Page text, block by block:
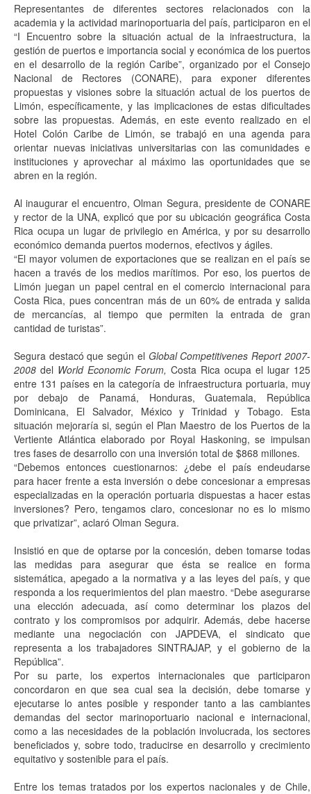
Representantes de diferentes sectores relacionados con la
academia y la actividad marinoportuaria del país, participaron en el
“I Encuentro sobre la situación actual de la infraestructura, la
gestión de puertos e importancia social y económica de los puertos
en el desarrollo de la región Caribe”, organizado por el Consejo
Nacional de Rectores (CONARE), para exponer diferentes
propuestas y visiones sobre la situación actual de los puertos de
Limón, específicamente, y las implicaciones de estas dificultades
sobre las propuestas. Además, en este evento realizado en el
Hotel Colón Caribe de Limón, se trabajó en una agenda para
orientar nuevas iniciativas universitarias con las comunidades e
instituciones y aprovechar al máximo las oportunidades que se
abren en la región.
Al inaugurar el encuentro, Olman Segura, presidente de CONARE
y rector de la UNA, explicó que por su ubicación geográfica Costa
Rica ocupa un lugar de privilegio en América, y por su desarrollo
económico demanda puertos modernos, efectivos y ágiles.
“El mayor volumen de exportaciones que se realizan en el país se
hacen a través de los medios marítimos. Por eso, los puertos de
Limón juegan un papel central en el comercio internacional para
Costa Rica, pues concentran más de un 60% de entrada y salida
de mercancías, al tiempo que permiten la entrada de gran
cantidad de turistas”.
Segura destacó que según el Global Competitivenes Report 2007-
2008 del World Economic Forum, Costa Rica ocupa el lugar 125
entre 131 países en la categoría de infraestructura portuaria, muy
por debajo de Panamá, Honduras, Guatemala, República
Dominicana, El Salvador, México y Trinidad y Tobago. Esta
situación mejoraría si, según el Plan Maestro de los Puertos de la
Vertiente Atlántica elaborado por Royal Haskoning, se impulsan
tres fases de desarrollo con una inversión total de $868 millones.
“Debemos entonces cuestionarnos: ¿debe el país endeudarse
para hacer frente a esta inversión o debe concesionar a empresas
especializadas en la operación portuaria dispuestas a hacer estas
inversiones? Pero, tengamos claro, concesionar no es lo mismo
que privatizar”, aclaró Olman Segura.
Insistió en que de optarse por la concesión, deben tomarse todas
las medidas para asegurar que ésta se realice en forma
sistemática, apegado a la normativa y a las leyes del país, y que
responda a los requerimientos del plan maestro. “Debe asegurarse
una elección adecuada, así como determinar los plazos del
contrato y los compromisos por adquirir. Además, debe hacerse
mediante una negociación con JAPDEVA, el sindicato que
representa a los trabajadores SINTRAJAP, y el gobierno de la
República”.
Por su parte, los expertos internacionales que participaron
concordaron en que sea cual sea la decisión, debe tomarse y
ejecutarse lo antes posible y responder tanto a las cambiantes
demandas del sector marinoportuario nacional e internacional,
como a las necesidades de la población involucrada, los sectores
beneficiados y, sobre todo, traducirse en desarrollo y crecimiento
equitativo y sostenible para el país.
Entre los temas tratados por los expertos nacionales y de Chile,